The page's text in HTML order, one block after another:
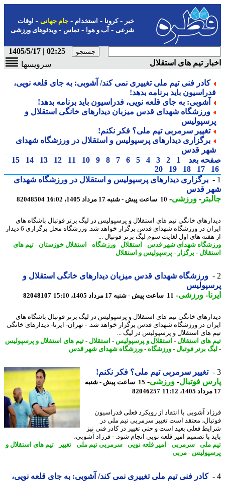
-کرونا-استخدام- جام جهانی-اوقات
شرعی-آب و هوا-تماس-ویدئوهای ورزشی
02:25 | 1405/5/17
تیم های استقلال
سرویسها
کادر فنی تیم ملی تغییری نمی کند/ آشوبی: به جای قلعه نویی،
باید برنامه بدهد!
آشوبی: به جای قلعه نویی، فدراسیون باید برنامه بدهد!
ورزشگاه شهدای قدس میزبان دیدارهای خانگی استقلال و
تغییر سرمربی تیم ملی؟ فکر نکنم!
برگزاری دیدارهای پرسپولیس و استقلال در ورزشگاه شهدای
قدس
بعد
1
2
3
4
5
6
7
8
9
10
11
12
13
14
15
17
18
19
20
برگزاری دیدارهای پرسپولیس و استقلال در ورزشگاه شهدای
قدس
-ورزشی-10 ساعت پیش - شنبه 17 مرداد 1405، 16:02 82048504
خانگی تیم های استقلال و پرسپولیس در لیگ برتر فوتبال باشگاه های
ایران در ورزشگاه شهدای قدس برگزار خواهد شد. ورزشگاه محل برگزاری 6 دیدار
های اول لغایت سوم لیگ برتر فوتبال ...
شهدای شهر قدس-استقلال-ورزشگاه-استقلال خوزستان-تیم های
-برگزار - پرسپولیس و استقلال
ورزشگاه شهدای قدس میزبان دیدارهای خانگی استقلال و
-ورزشی-11 ساعت پیش - شنبه 17 مرداد 1405، 15:10 82048107
خانگی تیم های استقلال و پرسپولیس در لیگ برتر فوتبال باشگاه های
در ورزشگاه شهدای قدس برگزار خواهد شد. - تهران- ایرنا- دیدارهای خانگی
های استقلال و پرسپولیس در لیگ ...
های استقلال-استقلال و پرسپولیس-استقلال-تیم های استقلال و پرسپولیس
برتر فوتبال-ورزشگاه-ورزشگاه شهدای شهر قدس
تغییر سرمربی تیم ملی؟ فکر نکنم!
فوتبال-ورزشی-
15 ساعت پیش - شنبه
82046257
آشوبی با انتقاد از رویکرد فعلی فدراسیون
معتقد است تغییر سرمربی تیم ملی در
فعلی بعید است و حتی تغییر در کادر فنی نیز
با تصمیم امیر قلعه نویی انجام شود. - فرزاد آشوبی،
ملی -سرمربی- امیر قلعه نویی-سرمربی تیم ملی -تغییر-تیم های استقلال و
-مربی
کادر فنی تیم ملی تغییری نمی کند/ آشوبی: به جای قلعه نویی،